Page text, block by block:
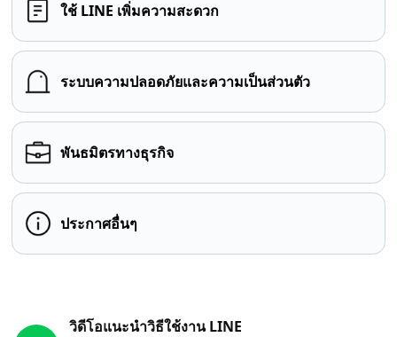
ใช้ LINE เพิ่มความสะดวก
ระบบความปลอดภัยและความเป็นส่วนตัว
พันธมิตรทางธุรกิจ
ประกาศอื่นๆ
วิดีโอแนะนำวิธีใช้งาน LINE